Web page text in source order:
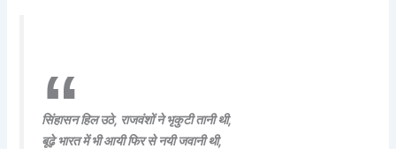
सिंहासन हिल उठे, राजवंशों ने भृकुटी तानी थी,
बूढ़े भारत में भी आयी फिर से नयी जवानी थी,